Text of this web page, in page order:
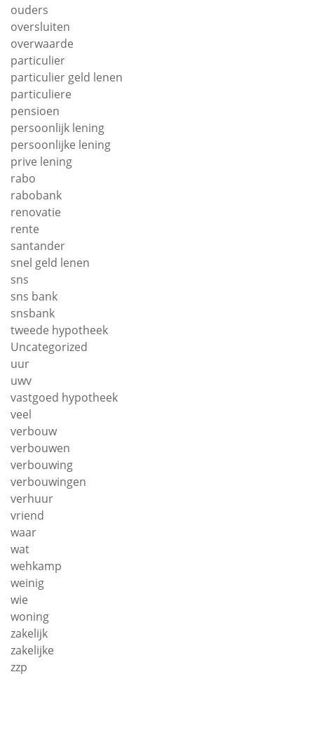
ouders
oversluiten
overwaarde
particulier
particulier geld lenen
particuliere
pensioen
persoonlijk lening
persoonlijke lening
prive lening
rabo
rabobank
renovatie
rente
santander
snel geld lenen
sns
sns bank
snsbank
tweede hypotheek
Uncategorized
uur
uwv
vastgoed hypotheek
veel
verbouw
verbouwen
verbouwing
verbouwingen
verhuur
vriend
waar
wat
wehkamp
weinig
wie
woning
zakelijk
zakelijke
zzp